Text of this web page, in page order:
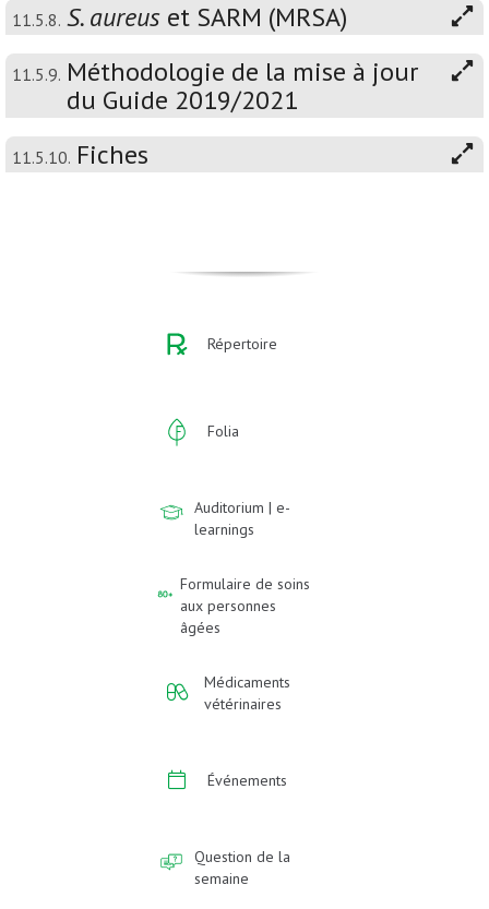
11.5.8. S. aureus et SARM (MRSA)
11.5.9. Méthodologie de la mise à jour
du Guide 2019/2021
11.5.10. Fiches
Répertoire
Folia
Auditorium | e-
learnings
Formulaire de soins
aux personnes
âgées
Médicaments
vétérinaires
Événements
Question de la
semaine